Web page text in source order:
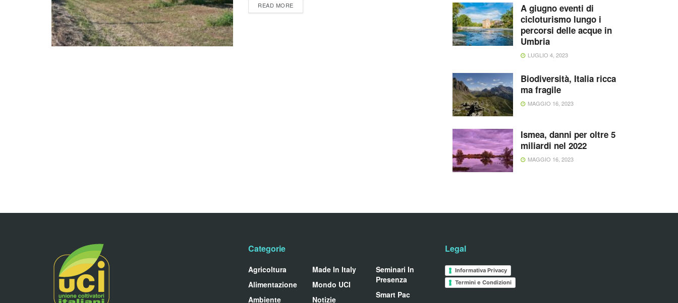
READ MORE
A giugno eventi di
cicloturismo lungo i
percorsi delle acque in
Umbria
LUGLIO 4, 2023
Biodiversità, Italia ricca
ma fragile
MAGGIO 16, 2023
Ismea, danni per oltre 5
miliardi nel 2022
MAGGIO 16, 2023
Categorie
Agricoltura
Alimentazione
Ambiente
Made In Italy
Mondo UCI
Notizie
Seminari In
Presenza
Smart Pac
Legal
Informativa Privacy
Termini e Condizioni